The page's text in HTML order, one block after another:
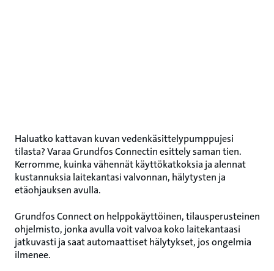
Haluatko kattavan kuvan vedenkäsittelypumppujesi
tilasta? Varaa Grundfos Connectin esittely saman tien.
Kerromme, kuinka vähennät käyttökatkoksia ja alennat
kustannuksia laitekantasi valvonnan, hälytysten ja
etäohjauksen avulla.
Grundfos Connect on helppokäyttöinen, tilausperusteinen
ohjelmisto, jonka avulla voit valvoa koko laitekantaasi
jatkuvasti ja saat automaattiset hälytykset, jos ongelmia
ilmenee.